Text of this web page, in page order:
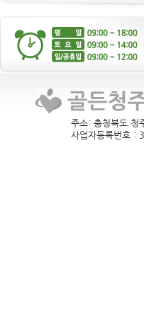
주소: 충청북도
사업자등록번호